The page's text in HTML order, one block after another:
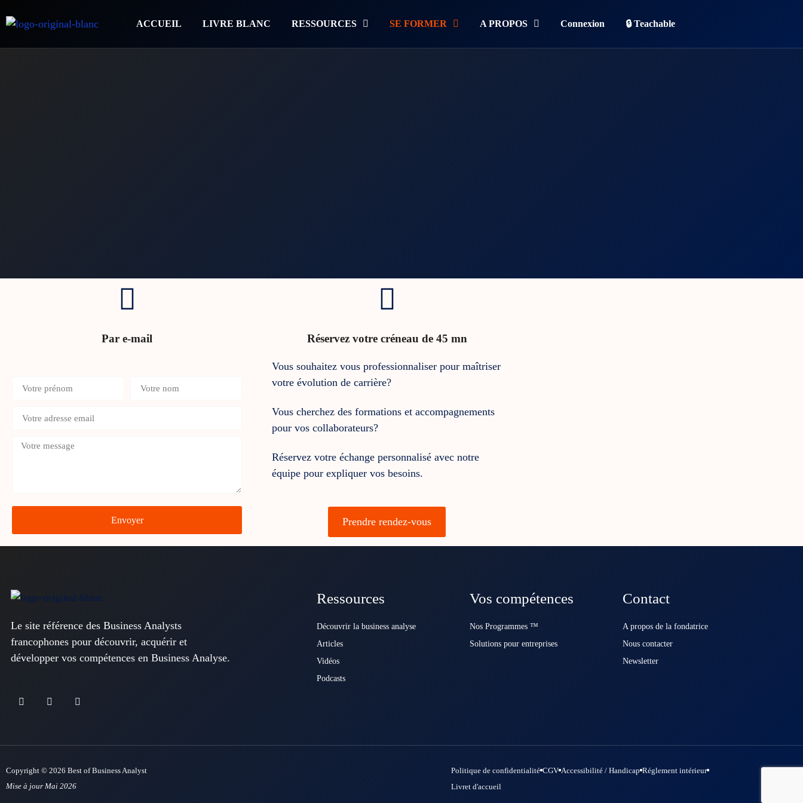
ACCUEIL LIVRE BLANC RESSOURCES SE FORMER A PROPOS Connexion 🔒 Teachable
Par e-mail
Envoyer
Réservez votre créneau de 45 mn
Vous souhaitez vous professionnaliser pour maîtriser
votre évolution de carrière?
Vous cherchez des formations et accompagnements
pour vos collaborateurs?
Réservez votre échange personnalisé avec notre
équipe pour expliquer vos besoins.
Prendre rendez-vous
Le site référence des Business Analysts
francophones pour découvrir, acquérir et
développer vos compétences en Business Analyse.
Ressources
Découvrir la business analyse
Articles
Vidéos
Podcasts
Vos compétences
Nos Programmes ™️
Solutions pour entreprises
Contact
A propos de la fondatrice
Nous contacter
Newsletter
Copyright © 2026 Best of Business Analyst
Mise à jour Mai 2026
Politique de confidentialité CGV Accessibilité / Handicap Réglement intérieur
Livret d'accueil